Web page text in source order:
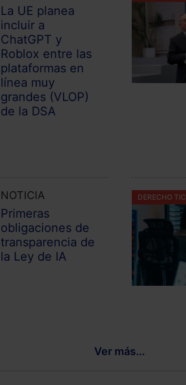
La UE planea
incluir a
ChatGPT y
Roblox entre las
plataformas en
línea muy
grandes (VLOP)
de la DSA
NOTICIA
Primeras
obligaciones de
transparencia de
la Ley de IA
DERECHO TIC
Ver más...